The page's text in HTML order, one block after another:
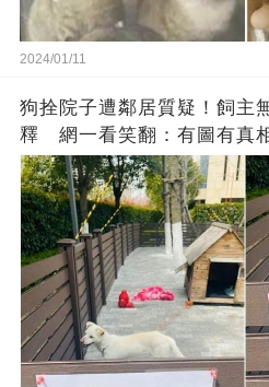
2024/01/11
狗拴院子遭鄰居質疑！飼主
釋 網一看笑翻：有圖有真